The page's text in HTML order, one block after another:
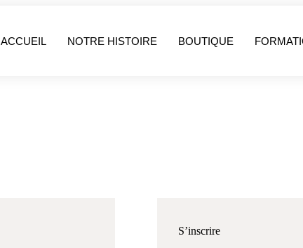
ACCUEIL NOTRE HISTOIRE BOUTIQUE
S’inscrire